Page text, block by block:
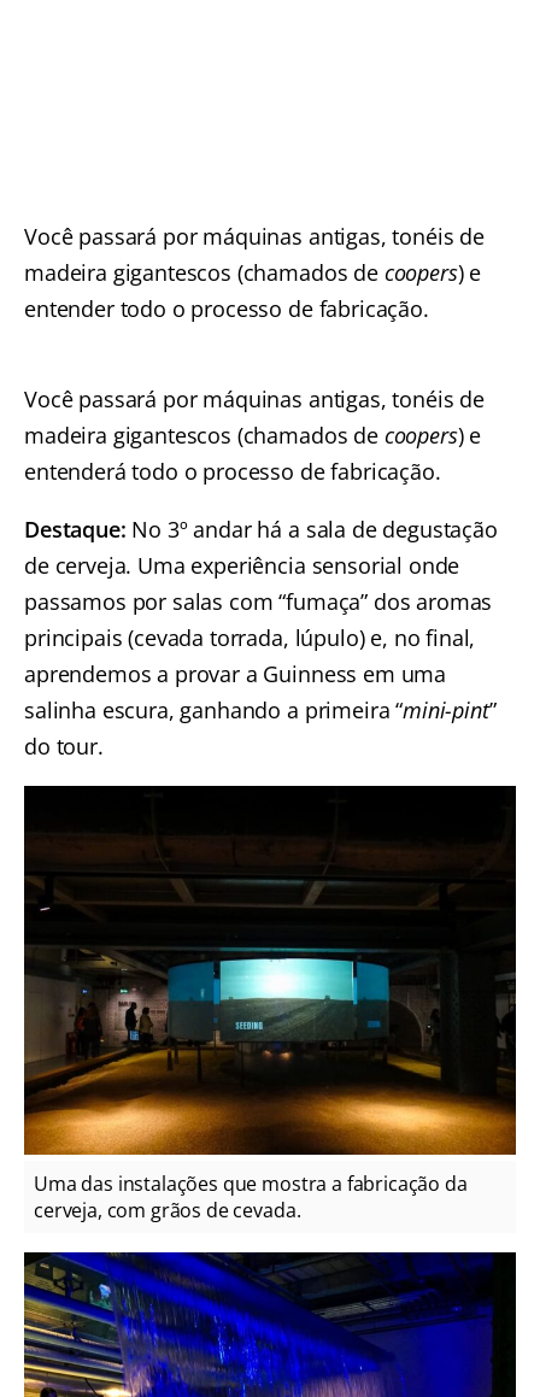
Você passará por máquinas antigas, tonéis de
madeira gigantescos (chamados de coopers) e
entender todo o processo de fabricação.
Você passará por máquinas antigas, tonéis de
madeira gigantescos (chamados de coopers) e
entenderá todo o processo de fabricação.
Destaque: No 3º andar há a sala de degustação
de cerveja. Uma experiência sensorial onde
passamos por salas com “fumaça” dos aromas
principais (cevada torrada, lúpulo) e, no final,
aprendemos a provar a Guinness em uma
salinha escura, ganhando a primeira “mini-pint”
do tour.
Uma das instalações que mostra a fabricação da
cerveja, com grãos de cevada.